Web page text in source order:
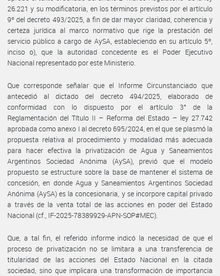
26.221 y su modificatoria, en los términos previstos por el artículo
9º del decreto 493/2025, a fin de dar mayor claridad, coherencia y
certeza jurídica al marco normativo que rige la prestación del
servicio público a cargo de AySA, estableciendo en su artículo 5º,
inciso o), que la autoridad concedente es el Poder Ejecutivo
Nacional representado por este Ministerio.
Que corresponde señalar que el Informe Circunstanciado que
antecedió al dictado del decreto 494/2025, elaborado de
conformidad con lo dispuesto por el artículo 3° de la
Reglamentación del Título II – Reforma del Estado – ley 27.742
aprobada como anexo I al decreto 695/2024, en el que se plasmó la
propuesta relativa al procedimiento y modalidad más adecuada
para hacer efectiva la privatización de Agua y Saneamientos
Argentinos Sociedad Anónima (AySA), previó que el modelo
propuesto se estructure sobre la base de mantener el sistema de
concesión, en donde Agua y Saneamientos Argentinos Sociedad
Anónima (AySA) es la concesionaria, y se incorpore capital privado
a través de la venta total de las acciones en poder del Estado
Nacional (cf., IF-2025-78389929-APN-SOP#MEC).
Que, a tal fin, el referido informe indicó la necesidad de que el
proceso de privatización no se limitara a una transferencia de
titularidad de las acciones del Estado Nacional en la citada
sociedad, sino que implicara una transformación de importancia